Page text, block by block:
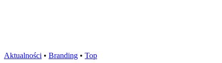
Aktualności • Branding • Top